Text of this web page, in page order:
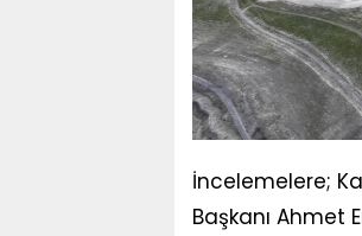
İncelemelere;
Başkanı Ahmet